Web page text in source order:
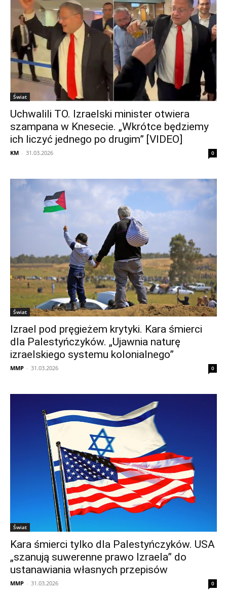
Świat
Uchwalili TO. Izraelski minister otwiera
szampana w Knesecie. „Wkrótce będziemy
ich liczyć jednego po drugim” [VIDEO]
KM - 31.03.2026 0
Świat
Izrael pod pręgieżem krytyki. Kara śmierci
dla Palestyńczyków. „Ujawnia naturę
izraelskiego systemu kolonialnego”
MMP - 31.03.2026 0
Świat
Kara śmierci tylko dla Palestyńczyków. USA
„szanują suwerenne prawo Izraela” do
ustanawiania własnych przepisów
MMP - 31.03.2026 0